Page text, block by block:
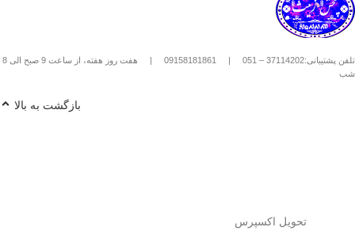
تلفن پشتیبانی:37114202 – 051 |
09158181861
|
هفت روز هفته، از ساعت 9 صبح الی 8
شب
بازگشت به بالا
تحویل اکسپرس